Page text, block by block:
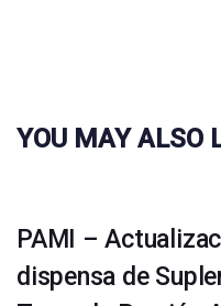
YOU MAY ALSO
PAMI –
dispensa de